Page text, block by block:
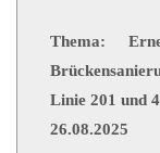
Thema:
Linie 201 und
26.08.2025